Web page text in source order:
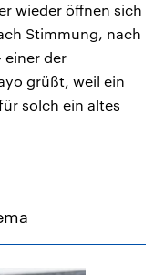
wieder öffnen sich
Stimmung, nach
einer der
grüßt, weil ein
solch ein altes